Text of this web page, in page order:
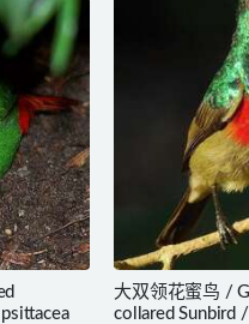
大双领花蜜鸟 /
collared Sunbird